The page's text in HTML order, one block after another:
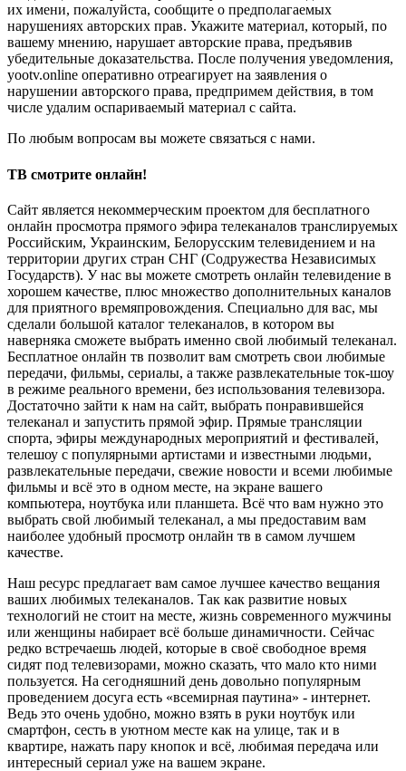
их имени, пожалуйста, сообщите о предполагаемых
нарушениях авторских прав. Укажите материал, который, по
вашему мнению, нарушает авторские права, предъявив
убедительные доказательства. После получения уведомления,
yootv.online оперативно отреагирует на заявления о
нарушении авторского права, предпримем действия, в том
числе удалим оспариваемый материал с сайта.
По любым вопросам вы можете связаться с нами.
ТВ смотрите онлайн!
Сайт является некоммерческим проектом для бесплатного
онлайн просмотра прямого эфира телеканалов транслируемых
Российским, Украинским, Белорусским телевидением и на
территории других стран СНГ (Содружества Независимых
Государств). У нас вы можете смотреть онлайн телевидение в
хорошем качестве, плюс множество дополнительных каналов
для приятного времяпровождения. Специально для вас, мы
сделали большой каталог телеканалов, в котором вы
наверняка сможете выбрать именно свой любимый телеканал.
Бесплатное онлайн тв позволит вам смотреть свои любимые
передачи, фильмы, сериалы, а также развлекательные ток-шоу
в режиме реального времени, без использования телевизора.
Достаточно зайти к нам на сайт, выбрать понравившейся
телеканал и запустить прямой эфир. Прямые трансляции
спорта, эфиры международных мероприятий и фестивалей,
телешоу с популярными артистами и известными людьми,
развлекательные передачи, свежие новости и всеми любимые
фильмы и всё это в одном месте, на экране вашего
компьютера, ноутбука или планшета. Всё что вам нужно это
выбрать свой любимый телеканал, а мы предоставим вам
наиболее удобный просмотр онлайн тв в самом лучшем
качестве.
Наш ресурс предлагает вам самое лучшее качество вещания
ваших любимых телеканалов. Так как развитие новых
технологий не стоит на месте, жизнь современного мужчины
или женщины набирает всё больше динамичности. Сейчас
редко встречаешь людей, которые в своё свободное время
сидят под телевизорами, можно сказать, что мало кто ними
пользуется. На сегодняшний день довольно популярным
проведением досуга есть «всемирная паутина» - интернет.
Ведь это очень удобно, можно взять в руки ноутбук или
смартфон, сесть в уютном месте как на улице, так и в
квартире, нажать пару кнопок и всё, любимая передача или
интересный сериал уже на вашем экране.